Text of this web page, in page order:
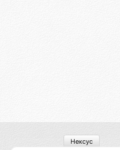
Нексус